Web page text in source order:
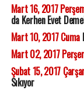
Mart 16, 2017
da Kerhen Evet
Mart 10, 2017 Cuma
Mart 02, 2017
Şubat 15, 2017
Sıkıyor